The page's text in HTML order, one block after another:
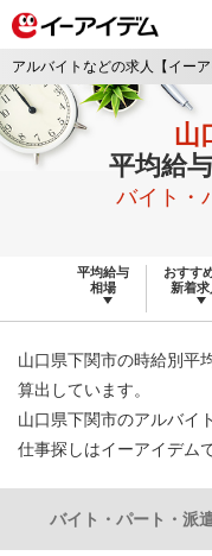
アルバイトなどの求人【イー
山
平均給
バイト・
平均給与
相場
おすす
新着求
山口県下関市の時給別平
算出しています。
山口県下関市のアルバイ
仕事探しはイーアイデム
バイト・パート・派